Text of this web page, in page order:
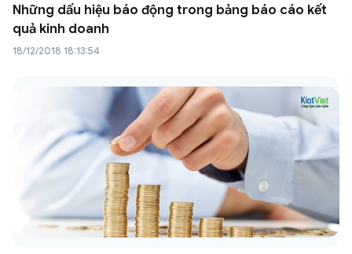
Những dấu hiệu báo động trong bảng báo cáo kết
quả kinh doanh
18/12/2018 18:13:54